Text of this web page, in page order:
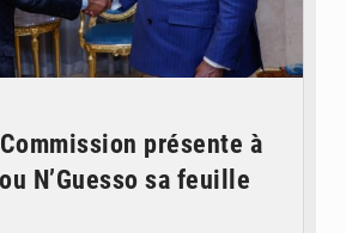
présente à
N’Guesso sa feuille